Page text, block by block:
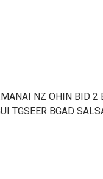
NZ OHIN BID
TGSEER BGAD